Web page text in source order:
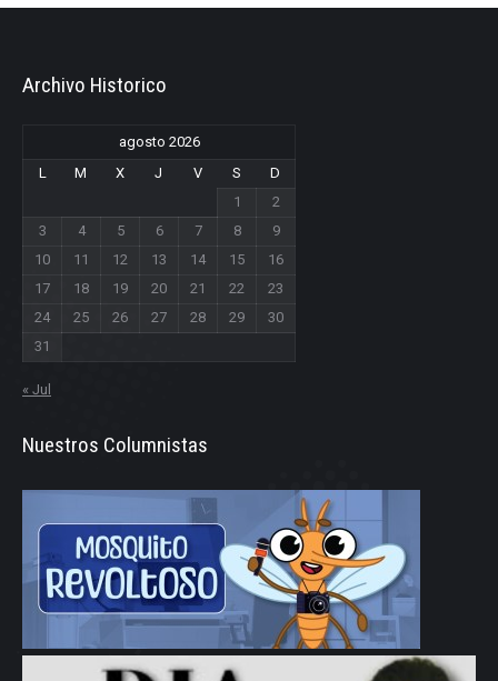
Archivo Historico
agosto 2026
L
M X J V S
D
1
2
3
4 5 6 7 8
9
10
11 12 13 14 15
16
17
18 19 20 21 22
23
24
25 26 27 28 29
30
31
« Jul
Nuestros Columnistas